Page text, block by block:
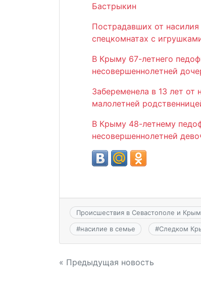
Бастрыкин
Пострадавших от
спецкомнатах с
В Крыму 67-летнего
несовершеннолетней
Забеременела в 13 лет от
малолетней
В Крыму 48-летнему
несовершеннолетней
Происшествия в Севастополе и
#насилие в семье #Следком
Навигация
« Предыдущая новость